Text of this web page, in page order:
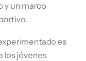
y un marco
es
los jóvenes